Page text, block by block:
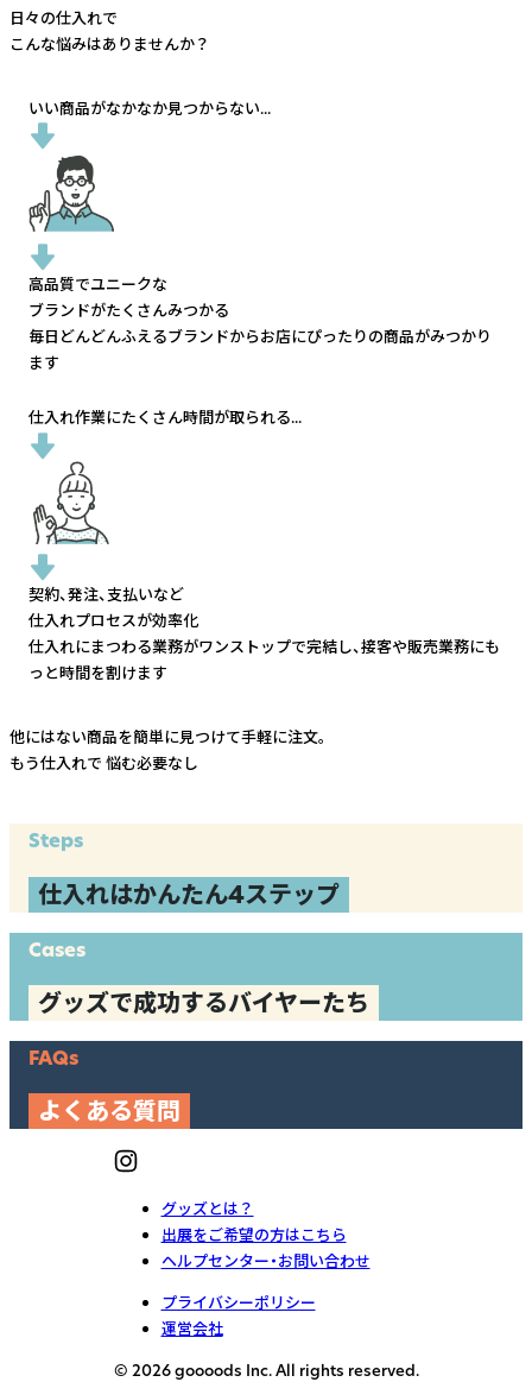
日々の仕入れで
こんな悩みはありませんか？
いい商品がなかなか見つからない...
高品質でユニークな
ブランドがたくさんみつかる
毎日どんどんふえるブランドからお店にぴったりの商品がみつかり
ます
仕入れ作業にたくさん時間が取られる...
契約、発注、支払いなど
仕入れプロセスが効率化
仕入れにまつわる業務がワンストップで完結し、接客や販売業務にも
っと時間を割けます
他にはない商品を簡単に見つけて手軽に注文。
もう仕入れで 悩む必要なし
Steps
仕入れはかんたん4ステップ
Cases
グッズで成功するバイヤーたち
FAQs
よくある質問
グッズとは？
出展をご希望の方はこちら
ヘルプセンター・お問い合わせ
プライバシーポリシー
運営会社
© 2026 goooods Inc. All rights reserved.